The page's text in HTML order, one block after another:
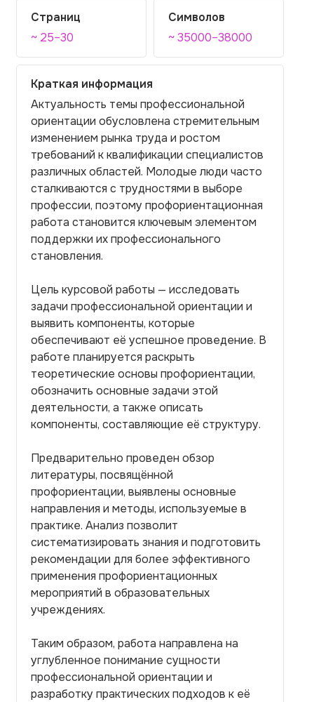
Страниц
~ 25–30
Символов
~ 35000–38000
Краткая информация
Актуальность темы профессиональной
ориентации обусловлена стремительным
изменением рынка труда и ростом
требований к квалификации специалистов
различных областей. Молодые люди часто
сталкиваются с трудностями в выборе
профессии, поэтому профориентационная
работа становится ключевым элементом
поддержки их профессионального
становления.
Цель курсовой работы — исследовать
задачи профессиональной ориентации и
выявить компоненты, которые
обеспечивают её успешное проведение. В
работе планируется раскрыть
теоретические основы профориентации,
обозначить основные задачи этой
деятельности, а также описать
компоненты, составляющие её структуру.
Предварительно проведен обзор
литературы, посвящённой
профориентации, выявлены основные
направления и методы, используемые в
практике. Анализ позволит
систематизировать знания и подготовить
рекомендации для более эффективного
применения профориентационных
мероприятий в образовательных
учреждениях.
Таким образом, работа направлена на
углубленное понимание сущности
профессиональной ориентации и
разработку практических подходов к её